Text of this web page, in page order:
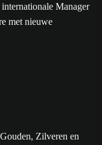
Manager
met nieuwe
Zilveren en